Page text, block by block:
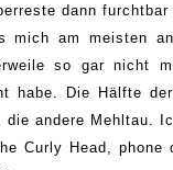
dann
mich am meisten
so gar nicht
habe. Die Hälfte
andere Mehltau.